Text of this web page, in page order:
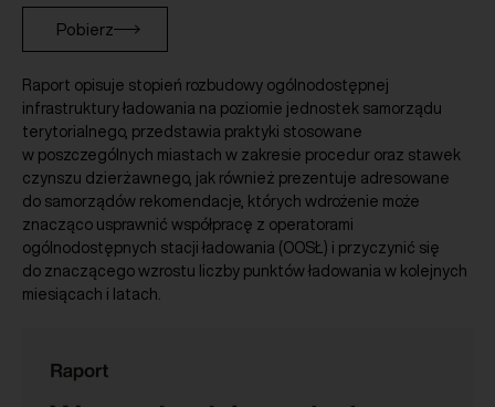
Pobierz
Raport opisuje stopień rozbudowy ogólnodostępnej
infrastruktury ładowania na poziomie jednostek samorządu
terytorialnego, przedstawia praktyki stosowane
w poszczególnych miastach w zakresie procedur oraz stawek
czynszu dzierżawnego, jak również prezentuje adresowane
do samorządów rekomendacje, których wdrożenie może
znacząco usprawnić współpracę z operatorami
ogólnodostępnych stacji ładowania (OOSŁ) i przyczynić się
do znaczącego wzrostu liczby punktów ładowania w kolejnych
miesiącach i latach.